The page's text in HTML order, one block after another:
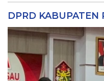
DPRD KABUPATEN